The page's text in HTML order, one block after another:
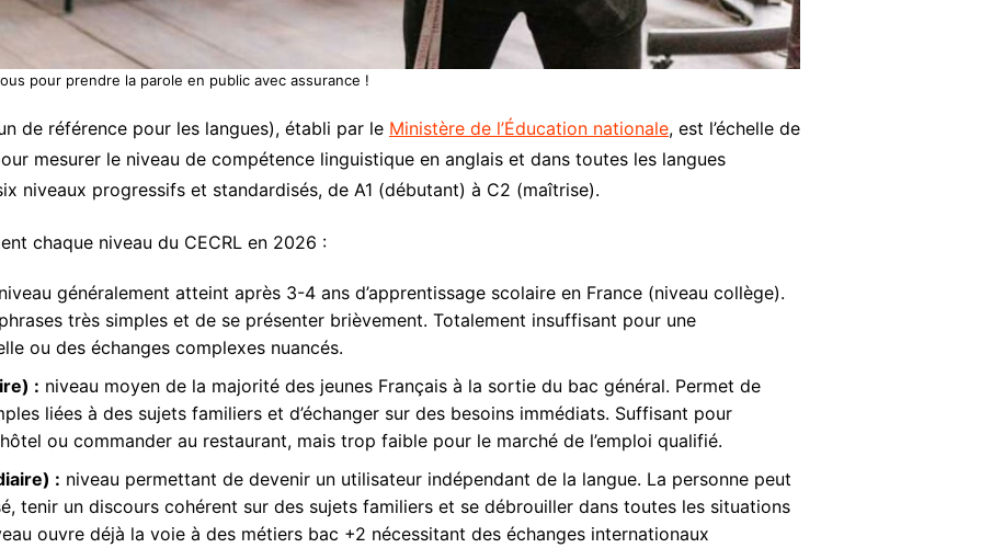
pour prendre la parole en public avec assurance !
de référence pour les langues), établi par le Ministère de l’Éducation nationale, est l’échelle de
mesurer le niveau de compétence linguistique en anglais et dans toutes les langues
niveaux progressifs et standardisés, de A1 (débutant) à C2 (maîtrise).
chaque niveau du CECRL en 2026 :
niveau généralement atteint après 3-4 ans d’apprentissage scolaire en France (niveau collège).
très simples et de se présenter brièvement. Totalement insuffisant pour une
ou des échanges complexes nuancés.
: niveau moyen de la majorité des jeunes Français à la sortie du bac général. Permet de
liées à des sujets familiers et d’échanger sur des besoins immédiats. Suffisant pour
ou commander au restaurant, mais trop faible pour le marché de l’emploi qualifié.
: niveau permettant de devenir un utilisateur indépendant de la langue. La personne peut
tenir un discours cohérent sur des sujets familiers et se débrouiller dans toutes les situations
ouvre déjà la voie à des métiers bac +2 nécessitant des échanges internationaux